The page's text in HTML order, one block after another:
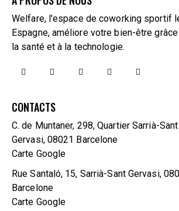
Welfare, l'espace de coworking sportif
Espagne, améliore votre bien-être
la santé et à la technologie.
CONTACTS
C. de Muntaner, 298, Quartier Sarrià-Sant
Gervasi, 08021 Barcelone
Carte Google
Rue Santaló, 15, Sarrià-Sant Gervasi,
Barcelone
Carte Google